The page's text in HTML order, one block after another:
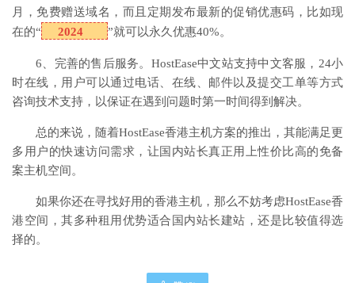
月，免费赠送域名，而且定期发布最新的促销优惠码，比如现
在的“
2024 ”就可以永久优惠40%。
6、完善的售后服务。HostEase中文站支持中文客服，24小
时在线，用户可以通过电话、在线、邮件以及提交工单等方式
咨询技术支持，以保证在遇到问题时第一时间得到解决。
总的来说，随着HostEase香港主机方案的推出，其能满足更
多用户的快速访问需求，让国内站长真正用上性价比高的免备
案主机空间。
如果你还在寻找好用的香港主机，那么不妨考虑HostEase香
港空间，其多种租用优势适合国内站长建站，还是比较值得选
择的。